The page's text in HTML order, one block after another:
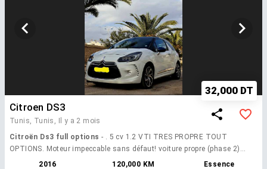
32,000 DT
Citroen DS3
Tunis, Tunis,
Il y a 2 mois
Citroën Ds3 full options - . 5 cv 1.2 VTI TRES PROPRE TOUT
OPTIONS. Moteur impeccable sans défaut! voiture propre (phase 2)
sans aucun défaut 1.2 vti 3 cylindres full options (xenon led
2016 120,000 KM Essence